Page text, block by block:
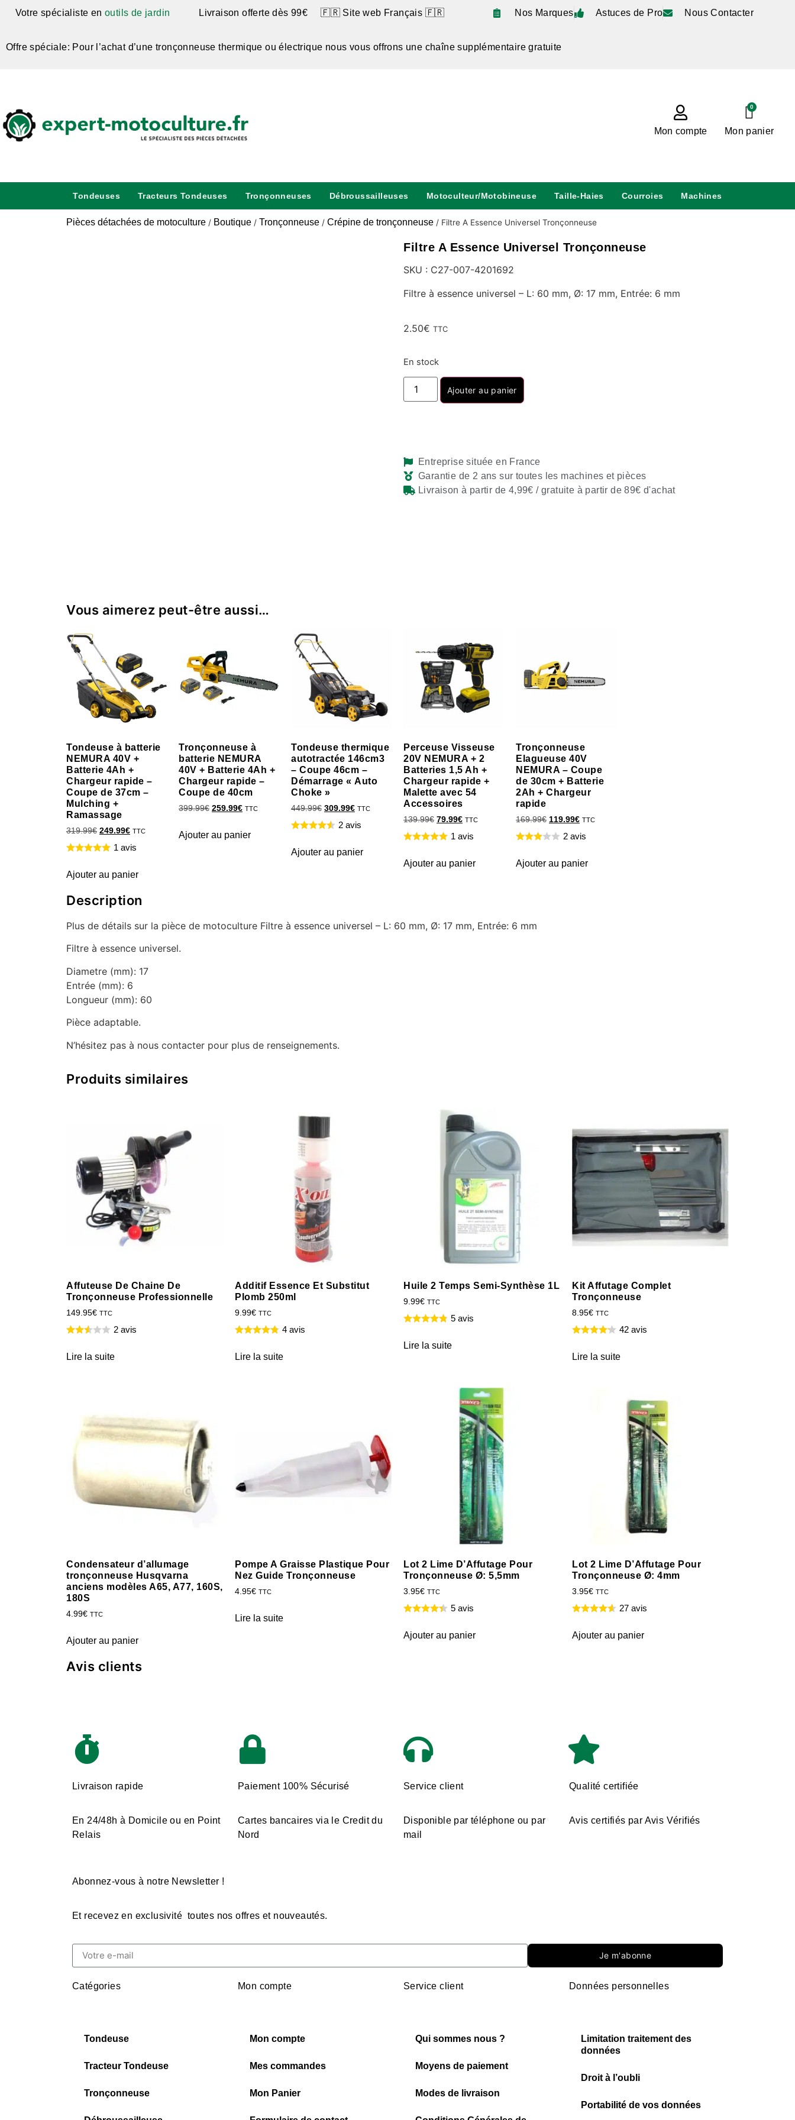
Votre spécialiste en outils de jardin Livraison offerte dès 99€ 🇫🇷 Site web Français 🇫🇷 Nos Marques Astuces de Pro Nous Contacter
Offre spéciale: Pour l’achat d’une tronçonneuse thermique ou électrique nous vous offrons une chaîne supplémentaire gratuite
Mon compte
0
Mon panier
Tondeuses Tracteurs Tondeuses Tronçonneuses Débroussailleuses Motoculteur/Motobineuse Taille-Haies Courroies Machines
Pièces détachées de motoculture / Boutique / Tronçonneuse / Crépine de tronçonneuse / Filtre A Essence Universel Tronçonneuse
Filtre A Essence Universel Tronçonneuse
SKU : C27-007-4201692
Filtre à essence universel – L: 60 mm, Ø: 17 mm, Entrée: 6 mm
2.50€ TTC
En stock
Ajouter au panier
Entreprise située en France
Garantie de 2 ans sur toutes les machines et pièces
Livraison à partir de 4,99€ / gratuite à partir de 89€ d'achat
Vous aimerez peut-être aussi…
Tondeuse à batterie
NEMURA 40V +
Batterie 4Ah +
Chargeur rapide –
Coupe de 37cm –
Mulching +
Ramassage
319.99€ 249.99€ TTC
1 avis
Ajouter au panier
Tronçonneuse à
batterie NEMURA
40V + Batterie 4Ah +
Chargeur rapide –
Coupe de 40cm
399.99€ 259.99€ TTC
Ajouter au panier
Tondeuse thermique
autotractée 146cm3
– Coupe 46cm –
Démarrage « Auto
Choke »
449.99€ 309.99€ TTC
2 avis
Ajouter au panier
Perceuse Visseuse
20V NEMURA + 2
Batteries 1,5 Ah +
Chargeur rapide +
Malette avec 54
Accessoires
139.99€ 79.99€ TTC
1 avis
Ajouter au panier
Tronçonneuse
Elagueuse 40V
NEMURA – Coupe
de 30cm + Batterie
2Ah + Chargeur
rapide
169.99€ 119.99€ TTC
2 avis
Ajouter au panier
Description
Plus de détails sur la pièce de motoculture Filtre à essence universel – L: 60 mm, Ø: 17 mm, Entrée: 6 mm
Filtre à essence universel.
Diametre (mm): 17
Entrée (mm): 6
Longueur (mm): 60
Pièce adaptable.
N’hésitez pas à nous contacter pour plus de renseignements.
Produits similaires
Affuteuse De Chaine De
Tronçonneuse Professionnelle
149.95€ TTC
2 avis
Lire la suite
Additif Essence Et Substitut
Plomb 250ml
9.99€ TTC
4 avis
Lire la suite
Huile 2 Temps Semi-Synthèse 1L
9.99€ TTC
5 avis
Lire la suite
Kit Affutage Complet
Tronçonneuse
8.95€ TTC
42 avis
Lire la suite
Condensateur d’allumage
tronçonneuse Husqvarna
anciens modèles A65, A77, 160S,
180S
4.99€ TTC
Ajouter au panier
Pompe A Graisse Plastique Pour
Nez Guide Tronçonneuse
4.95€ TTC
Lire la suite
Lot 2 Lime D’Affutage Pour
Tronçonneuse Ø: 5,5mm
3.95€ TTC
5 avis
Ajouter au panier
Lot 2 Lime D’Affutage Pour
Tronçonneuse Ø: 4mm
3.95€ TTC
27 avis
Ajouter au panier
Avis clients
Livraison rapide
En 24/48h à Domicile ou en Point
Relais
Paiement 100% Sécurisé
Cartes bancaires via le Credit du
Nord
Service client
Disponible par téléphone ou par
mail
Qualité certifiée
Avis certifiés par Avis Vérifiés
Abonnez-vous à notre Newsletter !
Et recevez en exclusivité toutes nos offres et nouveautés.
Je m'abonne
Catégories
Tondeuse
Tracteur Tondeuse
Tronçonneuse
Mon compte
Mon compte
Mes commandes
Mon Panier
Service client
Qui sommes nous ?
Moyens de paiement
Modes de livraison
Données personnelles
Limitation traitement des
données
Droit à l’oubli
Portabilité de vos données